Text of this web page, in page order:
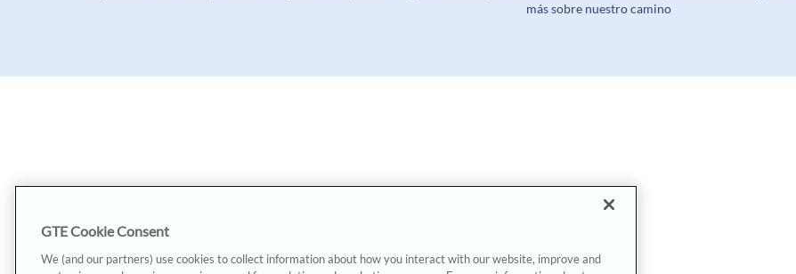
más sobre nuestro camino
GTE Cookie Consent
We (and our partners) use cookies to collect information about how you interact with our website, improve and